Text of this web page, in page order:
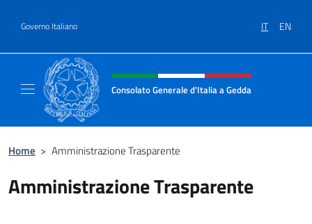
Governo Italiano IT EN
Intestazione sito, social e menù
Consolato Generale d'Italia a Gedda
Home > Amministrazione Trasparente
Amministrazione Trasparente